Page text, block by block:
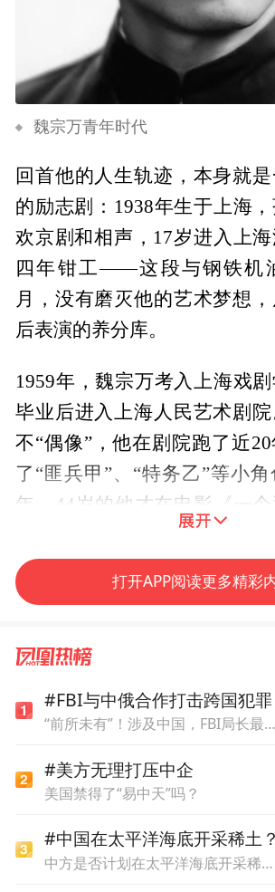
魏宗万青年时代
回首他的人生轨迹，本身就
的励志剧：1938年生于上海
欢京剧和相声，17岁进入上
四年钳工——这段与钢铁机
月，没有磨灭他的艺术梦想
后表演的养分库。
1959年，魏宗万考入上海戏剧
毕业后进入上海人民艺术剧
不“偶像”，他在剧院跑了近
了“匪兵甲”、“特务乙”等小
年，44岁的他才在电影《一个
《一个和八个》剧照
打开APP阅读更多精彩
#FBI与中俄合作打击跨国犯罪
“前所未有”！涉及中国，FBI局长最新表态
#美方无理打压中企
美国禁得了“易中天”吗？
#中国在太平洋海底开采稀土？
中方是否计划在太平洋海底开采稀土？外交部回应